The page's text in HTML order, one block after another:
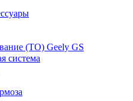
(ТО) Geely GS
система